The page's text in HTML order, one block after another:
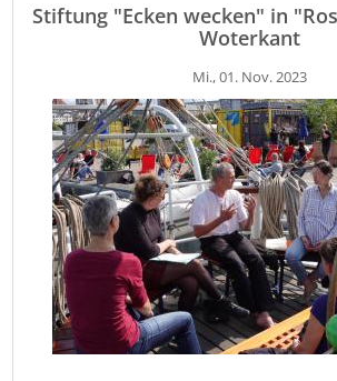
Stiftung "Ecken wecken" in
Woterkant
Mi., 01. Nov. 2023